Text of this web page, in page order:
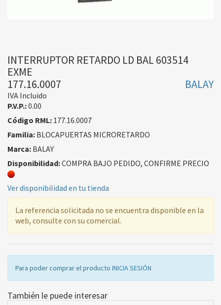
INTERRUPTOR RETARDO LD BAL 603514
EXME
177.16.0007
BALAY
IVA Incluido
P.V.P.:0.00
Código RML: 177.16.0007
Familia: BLOCAPUERTAS MICRORETARDO
Marca: BALAY
Disponibilidad:COMPRA BAJO PEDIDO, CONFIRME PRECIO
Ver disponibilidad en tu tienda
La referencia solicitada no se encuentra disponible en la
web, consulte con su comercial.
Para poder comprar el producto INICIA SESIÓN
También le puede interesar